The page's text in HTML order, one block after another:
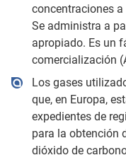
concentraciones
Se administra a
apropiado. Es un
comercialización
Los gases
que, en Europa,
expedientes de
para la obtención
dióxido de